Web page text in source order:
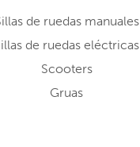
de ruedas manuales
de ruedas eléctricas
Scooters
Gruas